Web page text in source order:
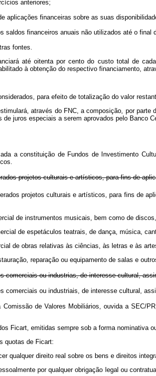
anteriores;
aplicações financeiras sobre as suas
saldos financeiros anuais não utilizados até o
fontes.
até oitenta por cento do custo total de
à obtenção do respectivo financiamento,
para efeito de totalização do valor
através do FNC, a composição, por
de juros especiais a serem aprovados pelo Banco
a constituição de Fundos de Investimento
projetos culturais e artísticos, para fins de
projetos culturais e artísticos, para fins de
de instrumentos musicais, bem como de
de espetáculos teatrais, de dança, música,
de obras relativas às ciências, às letras e às
reparação ou equipamento de salas e
comerciais ou industrias, de interesse cultural,
comerciais ou industriais, de interesse cultural,
Comissão de Valores Mobiliários, ouvida a SEC/
Ficart, emitidas sempre sob a forma nominativa
quotas de Ficart:
qualquer direito real sobre os bens e direitos
por qualquer obrigação legal ou